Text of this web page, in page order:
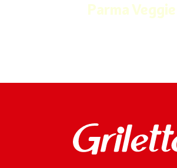
Parma Veggie